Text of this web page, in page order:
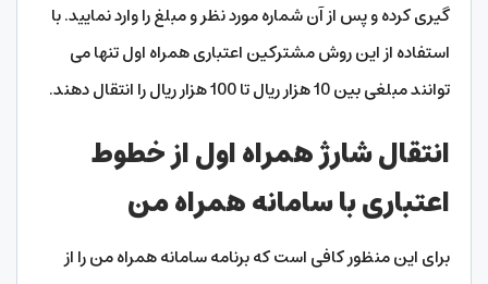
گیری کرده و پس از آن شماره مورد نظر و مبلغ را وارد نمایید. با
استفاده از این روش مشترکین اعتباری همراه اول تنها می
توانند مبلغی بین 10 هزار ریال تا 100 هزار ریال را انتقال دهند.
انتقال شارژ همراه اول از خطوط
اعتباری با سامانه همراه من
برای این منظور کافی است که برنامه سامانه همراه من را از